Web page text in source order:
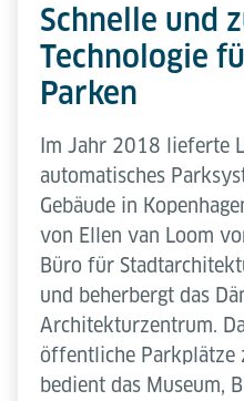
Schnelle und
Technologie
Parken
Im Jahr 2018 lieferte
automatisches
Gebäude in
von Ellen van Loom
Büro für
und beherbergt das
Architekturzentrum.
öffentliche Parkplätze
bedient das Museum,